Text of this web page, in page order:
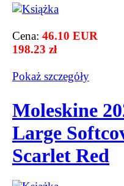
Cena: 46.10 EUR
198.23 zł
Pokaż szczegόły
Moleskine
Large
Scarlet Red